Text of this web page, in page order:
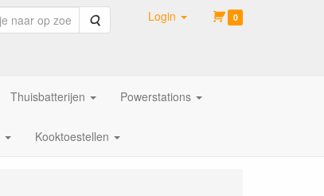
Zoeken Login 0
Thuisbatterijen Powerstations
Kooktoestellen